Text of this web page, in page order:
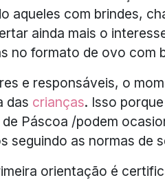
aqueles com brindes,
ainda mais o
no formato de ovo com
e responsáveis, o
das crianças. Isso
Páscoa /podem
seguindo as normas de
orientação é